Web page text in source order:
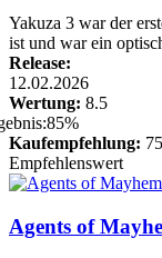
Yakuza 3 war der
ist und war ein
Release:
12.02.2026
Wertung: 8.5
Kaufempfehlung:
Empfehlenswert
Agents of